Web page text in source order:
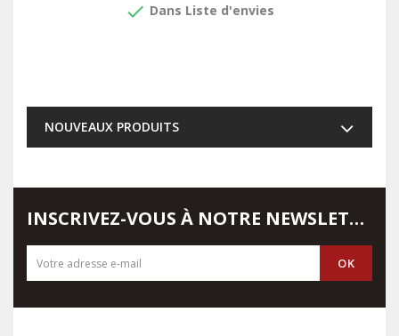
done Dans Liste d'envies
NOUVEAUX PRODUITS
INSCRIVEZ-VOUS À NOTRE NEWSLETTER